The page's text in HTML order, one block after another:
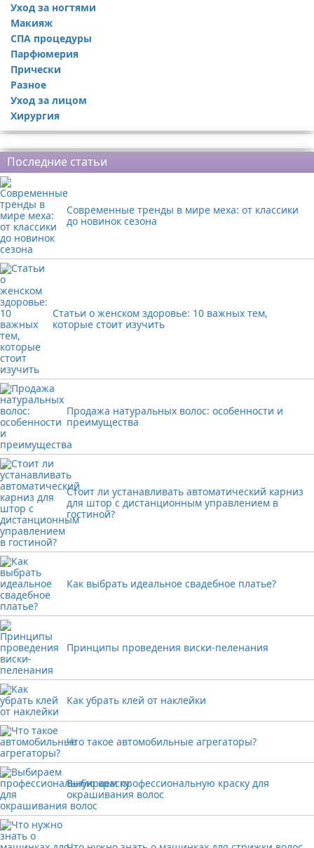
Уход за ногтями
Макияж
СПА процедуры
Парфюмерия
Прически
Разное
Уход за лицом
Хирургия
Последние статьи
Современные тренды в мире меха: от классики
до новинок сезона
Статьи о женском здоровье: 10 важных тем,
которые стоит изучить
Продажа натуральных волос: особенности и
преимущества
Стоит ли устанавливать автоматический карниз
для штор с дистанционным управлением в
гостиной?
Как выбрать идеальное свадебное платье?
Принципы проведения виски-пеленания
Как убрать клей от наклейки
Что такое автомобильные агрегаторы?
Выбираем профессиональную краску для
окрашивания волос